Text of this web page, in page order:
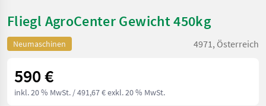
Fliegl AgroCenter Gewicht 450kg
Neumaschinen 4971, Österreich
590 €
inkl. 20 % MwSt. / 491,67 € exkl. 20 % MwSt.